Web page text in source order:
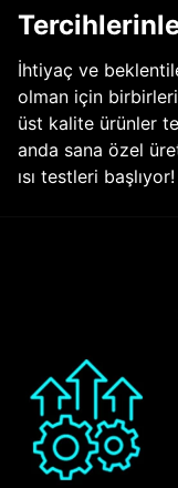
İhtiyaç ve
olman için
üst kalite ürünler
anda sana özel
ısı testleri başlıyor!